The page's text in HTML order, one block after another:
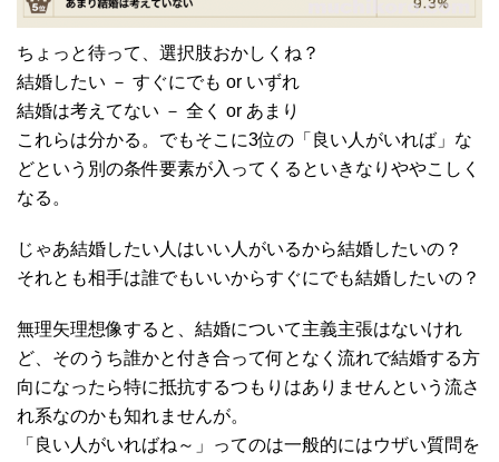
ちょっと待って、選択肢おかしくね？
結婚したい － すぐにでも or いずれ
結婚は考えてない － 全く or あまり
これらは分かる。でもそこに3位の「良い人がいれば」な
どという別の条件要素が入ってくるといきなりややこしく
なる。
じゃあ結婚したい人はいい人がいるから結婚したいの？
それとも相手は誰でもいいからすぐにでも結婚したいの？
無理矢理想像すると、結婚について主義主張はないけれ
ど、そのうち誰かと付き合って何となく流れで結婚する方
向になったら特に抵抗するつもりはありませんという流さ
れ系なのかも知れませんが。
「良い人がいればね～」ってのは一般的にはウザい質問を